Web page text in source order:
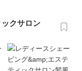
クサロン